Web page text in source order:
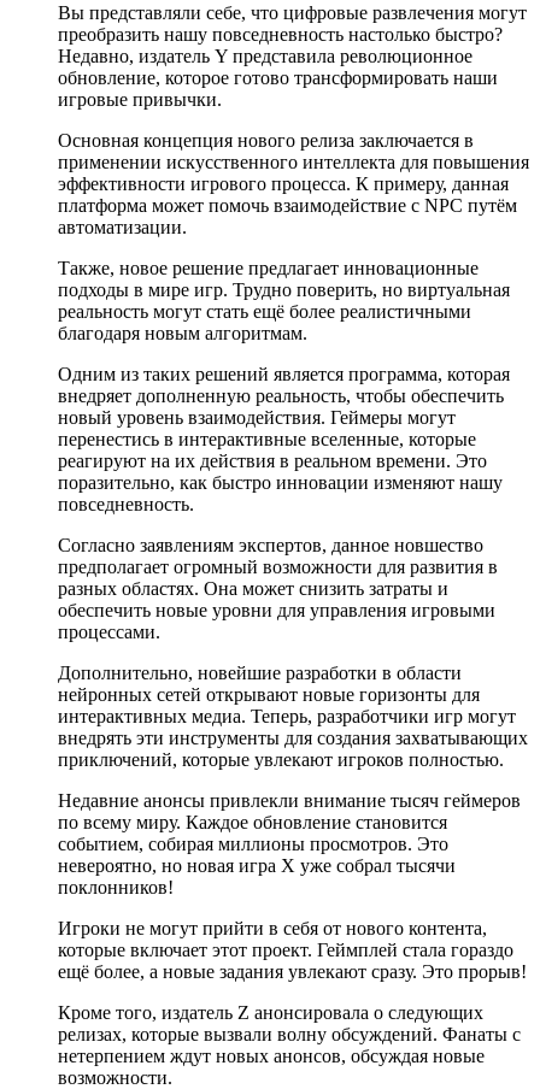
Вы представляли себе, что цифровые развлечения могут
преобразить нашу повседневность настолько быстро?
Недавно, издатель Y представила революционное
обновление, которое готово трансформировать наши
игровые привычки.
Основная концепция нового релиза заключается в
применении искусственного интеллекта для повышения
эффективности игрового процесса. К примеру, данная
платформа может помочь взаимодействие с NPC путём
автоматизации.
Также, новое решение предлагает инновационные
подходы в мире игр. Трудно поверить, но виртуальная
реальность могут стать ещё более реалистичными
благодаря новым алгоритмам.
Одним из таких решений является программа, которая
внедряет дополненную реальность, чтобы обеспечить
новый уровень взаимодействия. Геймеры могут
перенестись в интерактивные вселенные, которые
реагируют на их действия в реальном времени. Это
поразительно, как быстро инновации изменяют нашу
повседневность.
Согласно заявлениям экспертов, данное новшество
предполагает огромный возможности для развития в
разных областях. Она может снизить затраты и
обеспечить новые уровни для управления игровыми
процессами.
Дополнительно, новейшие разработки в области
нейронных сетей открывают новые горизонты для
интерактивных медиа. Теперь, разработчики игр могут
внедрять эти инструменты для создания захватывающих
приключений, которые увлекают игроков полностью.
Недавние анонсы привлекли внимание тысяч геймеров
по всему миру. Каждое обновление становится
событием, собирая миллионы просмотров. Это
невероятно, но новая игра X уже собрал тысячи
поклонников!
Игроки не могут прийти в себя от нового контента,
которые включает этот проект. Геймплей стала гораздо
ещё более, а новые задания увлекают сразу. Это прорыв!
Кроме того, издатель Z анонсировала о следующих
релизах, которые вызвали волну обсуждений. Фанаты с
нетерпением ждут новых анонсов, обсуждая новые
возможности.